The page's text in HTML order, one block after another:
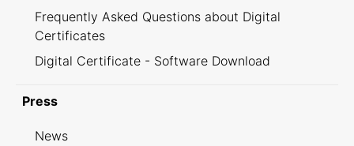
Frequently Asked Questions about Digital
Certificates
Digital Certificate - Software Download
Press
News